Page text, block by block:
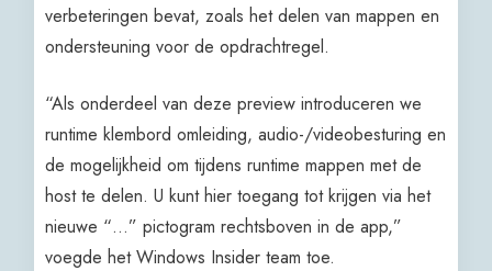
verbeteringen bevat, zoals het delen van mappen en
ondersteuning voor de opdrachtregel.
“Als onderdeel van deze preview introduceren we
runtime klembord omleiding, audio-/videobesturing en
de mogelijkheid om tijdens runtime mappen met de
host te delen. U kunt hier toegang tot krijgen via het
nieuwe “…” pictogram rechtsboven in de app,”
voegde het Windows Insider team toe.